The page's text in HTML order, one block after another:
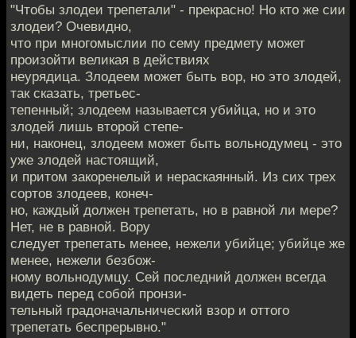
"Чтобы злодеи трепетали" - прекрасно! Но кто же сии
злодеи? Очевидно,
что при многомыслии по сему предмету может
произойти великая в действиях
неурядица. Злодеем может быть вор, но это злодей,
так сказать, третьес-
тепенный; злодеем называется убийца, но и это
злодей лишь второй степе-
ни, наконец, злодеем может быть вольнодумец - это
уже злодей настоящий,
и притом закоренелый и нераскаянный. Из сих трех
сортов злодеев, конеч-
но, каждый должен трепетать, но в равной ли мере?
Нет, не в равной. Вору
следует трепетать менее, нежели убийце; убийце же
менее, нежели безбож-
ному вольнодумцу. Сей последний должен всегда
видеть перед собой пронзи-
тельный градоначальнический взор и оттого
трепетать беспрерывно."